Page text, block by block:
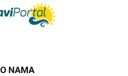
O NAMA